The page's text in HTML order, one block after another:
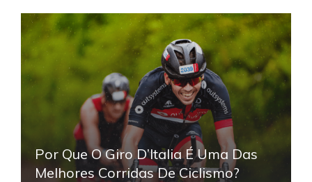
Por Que O Giro D’Italia É Uma Das
Melhores Corridas De Ciclismo?